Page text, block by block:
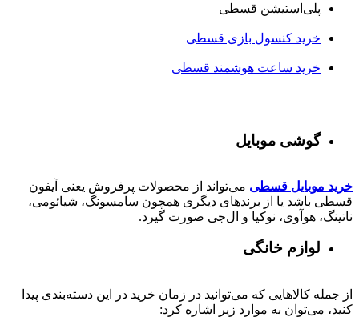
پلی‌استیشن قسطی
خرید کنسول بازی قسطی
خرید ساعت هوشمند قسطی
گوشی موبایل
خرید موبایل قسطی می‌تواند از محصولات پرفروش یعنی آیفون
قسطی باشد یا از برندهای دیگری همچون سامسونگ، شیائومی،
ناتینگ، هوآوی، نوکیا و ال‌جی صورت گیرد.
لوازم خانگی
از جمله کالاهایی که می‌توانید در زمان خرید در این دسته‌بندی پیدا
کنید، می‌توان به موارد زیر اشاره کرد: